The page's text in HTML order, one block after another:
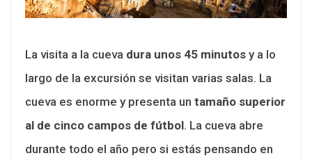
La visita a la cueva dura unos 45 minutos y a lo
largo de la excursión se visitan varias salas. La
cueva es enorme y presenta un tamaño superior
al de cinco campos de fútbol. La cueva abre
durante todo el año pero si estás pensando en